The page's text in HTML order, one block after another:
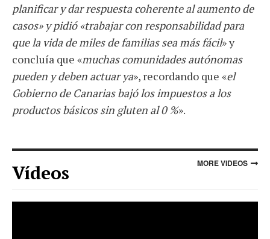
planificar y dar respuesta coherente al aumento de
casos» y pidió «trabajar con responsabilidad para
que la vida de miles de familias sea más fácil» y
concluía que «muchas comunidades autónomas
pueden y deben actuar ya», recordando que «el
Gobierno de Canarias bajó los impuestos a los
productos básicos sin gluten al 0 %».
Vídeos MORE VIDEOS